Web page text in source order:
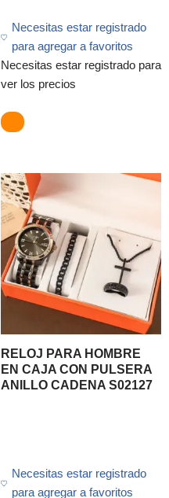
Necesitas estar registrado
para agregar a favoritos
Necesitas estar registrado para
ver los precios
RELOJ PARA HOMBRE
EN CAJA CON PULSERA
ANILLO CADENA S02127
Necesitas estar registrado
para agregar a favoritos